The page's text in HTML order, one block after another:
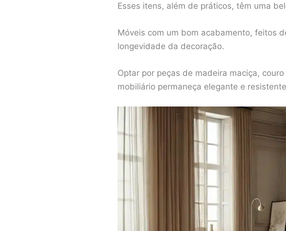
Esses itens, além de práticos, têm uma
Móveis com um bom acabamento, feitos
longevidade da decoração.
Optar por peças de madeira maciça,
mobiliário permaneça elegante e